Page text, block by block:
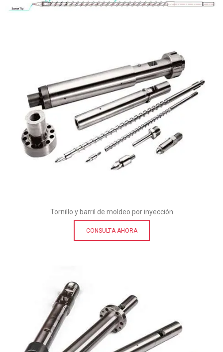
Tornillo y barril de moldeo por inyección
CONSULTA AHORA